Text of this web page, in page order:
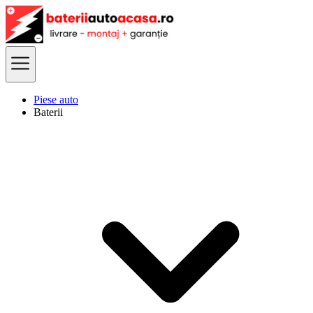
Piese auto
Baterii